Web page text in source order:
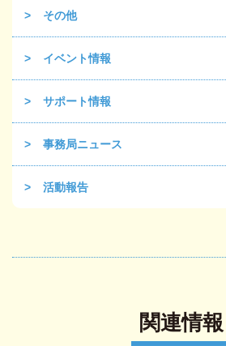
その他
イベント情報
サポート情報
事務局ニュース
活動報告
関連情報